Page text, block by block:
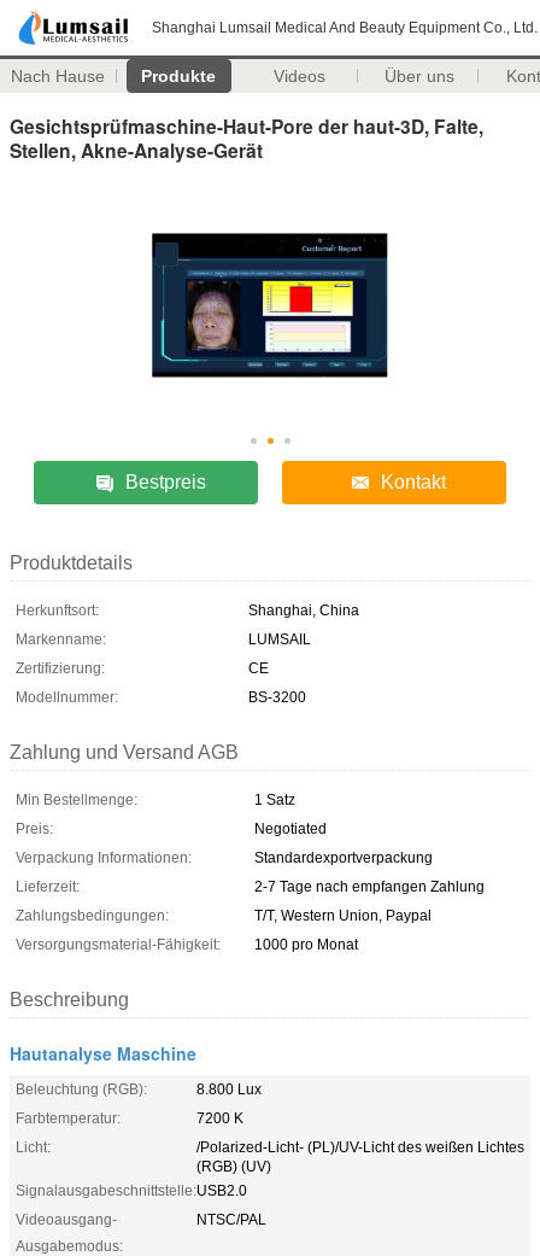
Shanghai Lumsail Medical And Beauty Equipment Co., Ltd.
Nach Hause Produkte Videos Über uns
Gesichtsprüfmaschine-Haut-Pore der haut-3D, Falte,
Stellen, Akne-Analyse-Gerät
Bestpreis Kontakt
Produktdetails
Herkunftsort:
Shanghai, China
Markenname:
LUMSAIL
Zertifizierung:
CE
Modellnummer:
BS-3200
Zahlung und Versand AGB
Min Bestellmenge:
1 Satz
Preis:
Negotiated
Verpackung Informationen:
Standardexportverpackung
Lieferzeit:
2-7 Tage nach empfangen Zahlung
Zahlungsbedingungen:
T/T, Western Union, Paypal
Versorgungsmaterial-Fähigkeit:
1000 pro Monat
Beschreibung
Hautanalyse Maschine
Beleuchtung (RGB):
8.800 Lux
Farbtemperatur:
7200 K
Licht:
/Polarized-Licht- (PL)/UV-Licht des weißen Lichtes
(RGB) (UV)
Signalausgabeschnittstelle:USB2.0
Videoausgang-
Ausgabemodus:
NTSC/PAL